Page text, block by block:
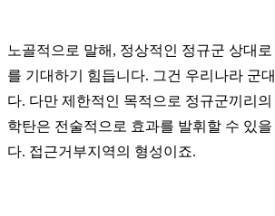
노골적으로 말해, 정상적인 정규군 상대
를 기대하기 힘듭니다. 그건 우리나라 군
다. 다만 제한적인 목적으로 정규군끼리
학탄은 전술적으로 효과를 발휘할 수 있을
다. 접근거부지역의 형성이죠.